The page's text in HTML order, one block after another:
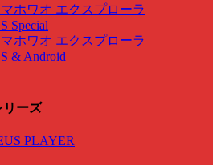
ホワオ エクスプローラ
Special
ホワオ エクスプローラ
& Android
リーズ
PLAYER